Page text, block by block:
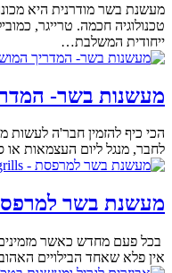
מעשנת בשר מודרנית היא
טכנולוגיה חכמה. טרייגר,
ייחודית המשלבת…
מעשנות בשר-
הכי כיף להזמין חבר'ה
לחבר, מנגל ליום העצמאות
מעשנת בשר
בכל פעם מחדש כאשר מזמינים
אין פלא שאחד הבילויים